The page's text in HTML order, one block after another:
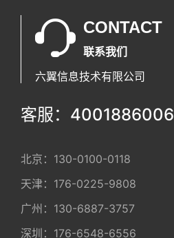
CONTACT
联系我们
六翼信息技术有限公司
客服：4001886006
北京： 130-0100-0118
天津： 176-0225-9808
广州： 130-6887-3757
深圳： 176-6548-6556